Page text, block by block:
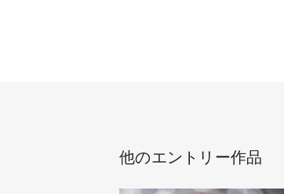
他のエントリー作品